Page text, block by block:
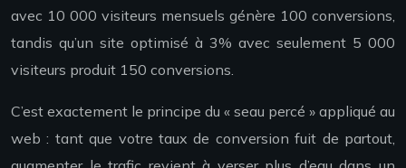
avec 10 000 visiteurs mensuels génère 100 conversions,
tandis qu’un site optimisé à 3% avec seulement 5 000
visiteurs produit 150 conversions.
C’est exactement le principe du « seau percé » appliqué au
web : tant que votre taux de conversion fuit de partout,